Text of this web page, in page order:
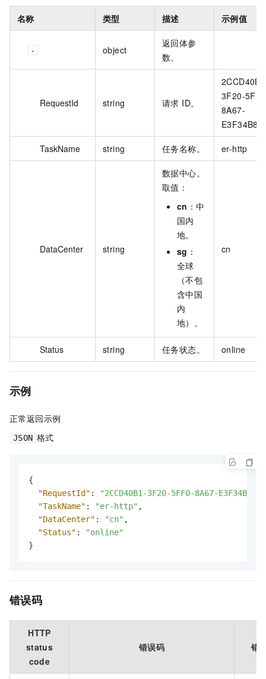
名称 类型 描述 示例值
object
返回体参
数。
RequestId string 请求 ID。
3F20-
8A67-
TaskName string 任务名称。 er-http
DataCenter string
数据中心。
取值：
cn ：中
国内
地。
sg ：
全球
（不包
含中国
内
地）。
cn
Status string 任务状态。 online
示例
正常返回示例
JSON 格式
{
"RequestId" :
"2CCD40B1-3F20-5FF0-8A67-
"TaskName" : "er-http" ,
"DataCenter" : "cn" ,
"Status" :
"online"
}
错误码
HTTP
status
code
错误码 错